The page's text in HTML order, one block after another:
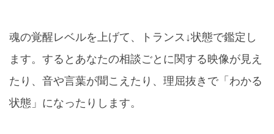
魂の覚醒レベルを上げて、トランス↓状態で鑑定し
ます。するとあなたの相談ごとに関する映像が見え
たり、音や言葉が聞こえたり、理屈抜きで「わかる
状態」になったりします。